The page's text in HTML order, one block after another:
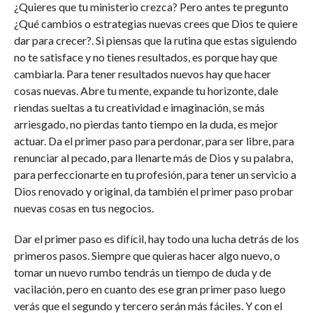
¿Quieres que tu ministerio crezca? Pero antes te pregunto
¿Qué cambios o estrategias nuevas crees que Dios te quiere
dar para crecer?. Si piensas que la rutina que estas siguiendo
no te satisface y no tienes resultados, es porque hay que
cambiarla. Para tener resultados nuevos hay que hacer
cosas nuevas. Abre tu mente, expande tu horizonte, dale
riendas sueltas a tu creatividad e imaginación, se más
arriesgado, no pierdas tanto tiempo en la duda, es mejor
actuar. Da el primer paso para perdonar, para ser libre, para
renunciar al pecado, para llenarte más de Dios y su palabra,
para perfeccionarte en tu profesión, para tener un servicio a
Dios renovado y original, da también el primer paso probar
nuevas cosas en tus negocios.
Dar el primer paso es difícil, hay todo una lucha detrás de los
primeros pasos. Siempre que quieras hacer algo nuevo, o
tomar un nuevo rumbo tendrás un tiempo de duda y de
vacilación, pero en cuanto des ese gran primer paso luego
verás que el segundo y tercero serán más fáciles. Y con el